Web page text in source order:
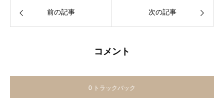
前の記事 次の記事
コメント
0 トラックバック